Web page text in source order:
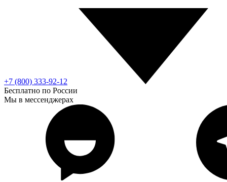
+7 (800) 333-92-12
Бесплатно по России
Мы в мессенджерах